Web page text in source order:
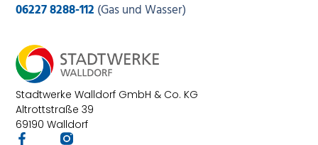
Stadtwerke Walldorf GmbH & Co. KG
Altrottstraße 39
69190 Walldorf
06227 8288-112 (Gas und Wasser)